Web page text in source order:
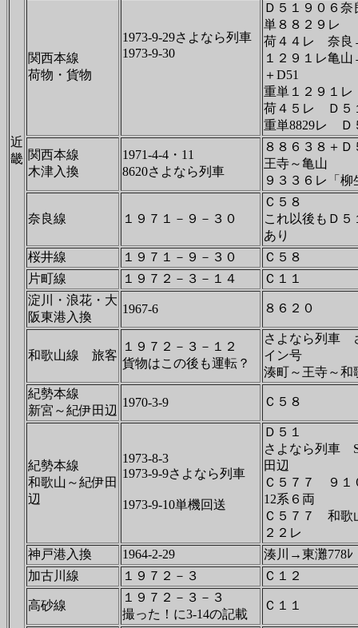
近
畿
関西本線
荷物・貨物
1973-9-29さよなら列車
1973-9-30
Ｄ５１９０６
単８８２９レ
荷４４レ 奈良
１２９１レ亀
＋D51
重単１２９１
荷４５レ Ｄ
重単8829レ Ｄ
関西本線
木津入換
1971-4-4・11
8620さよなら列車
８８６３８＋
王寺～亀山
９３３６レ「
奈良線 １９７１－９－３０
Ｃ５８
これ以後もＤ
あり
桜井線
１９７１－９－３０
Ｃ５８
片町線
１９７２－３－１４
Ｃ１１
淀川・浪花・大
阪東港入換
1967-6 ８６２０
和歌山線 旅客
１９７２－３－１２
貨物はこの後も運転？
さよなら列車
イン号
湊町～王寺～
紀勢本線
新宮～紀伊田辺
1970-3-9 Ｃ５８
紀勢本線
和歌山～紀伊田
辺
1973-8-3
1973-9-9さよなら列車
1973-9-10単機回送
Ｄ５１
さよなら列車
田辺
Ｃ５７７ ９
12系６両
Ｃ５７７ 和
２２レ
神戸港入換
1964-2-29
湊川→東灘778
加古川線
１９７２－３ Ｃ１２
高砂線
１９７２－３－３
撮った！に3-14の記載
Ｃ１１